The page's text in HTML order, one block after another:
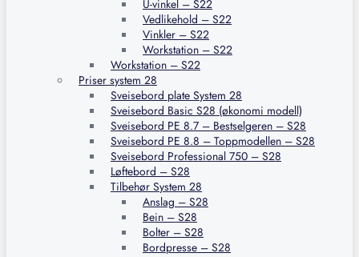
U-vinkel – S22
Vedlikehold – S22
Vinkler – S22
Workstation – S22
Workstation – S22
Priser system 28
Sveisebord plate System 28
Sveisebord Basic S28 (økonomi modell)
Sveisebord PE 8.7 – Bestselgeren – S28
Sveisebord PE 8.8 – Toppmodellen – S28
Sveisebord Professional 750 – S28
Løftebord – S28
Tilbehør System 28
Anslag – S28
Bein – S28
Bolter – S28
Bordpresse – S28